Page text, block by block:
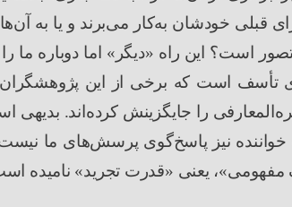
قبلی خودشان بهکار میبرند و یا به آن
است؟ این راه «دیگر » اما دوباره
است که برخی از این پژوهشگران
المعارفی را جایگزینش کرده اند.
نیز پاسخگوی پرسشهای ما
مفهومی»، یعنی «قدرت تجرید» نامیده